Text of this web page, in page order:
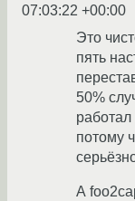
07:03:22 +00:00
Это
пять
50%
работал
потому
А